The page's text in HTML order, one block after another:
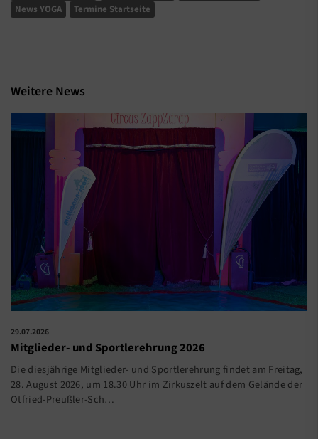
News YOGA Termine Startseite
Weitere News
29.07.2026
Mitglieder- und Sportlerehrung 2026
Die diesjährige Mitglieder- und Sportlerehrung findet am Freitag,
28. August 2026, um 18.30 Uhr im Zirkuszelt auf dem Gelände der
Otfried-Preußler-Sch…